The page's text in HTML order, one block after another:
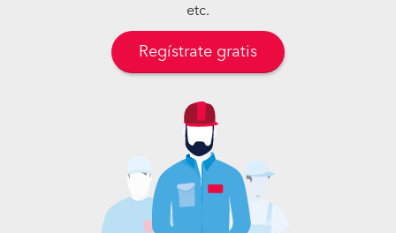
etc.
Regístrate gratis